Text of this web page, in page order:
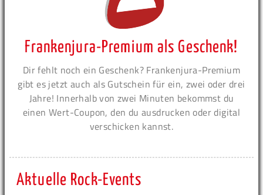
Frankenjura-Premium als Geschenk!
Dir fehlt noch ein Geschenk? Frankenjura-Premium
gibt es jetzt auch als Gutschein für ein, zwei oder drei
Jahre! Innerhalb von zwei Minuten bekommst du
einen Wert-Coupon, den du ausdrucken oder digital
verschicken kannst.
Aktuelle Rock-Events